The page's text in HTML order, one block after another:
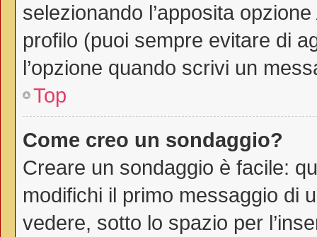
selezionando l’apposita opzione
profilo (puoi sempre evitare di
l’opzione quando scrivi un
Top
Come creo un sondaggio?
Creare un sondaggio è facile:
modifichi il primo messaggio di
vedere, sotto lo spazio per